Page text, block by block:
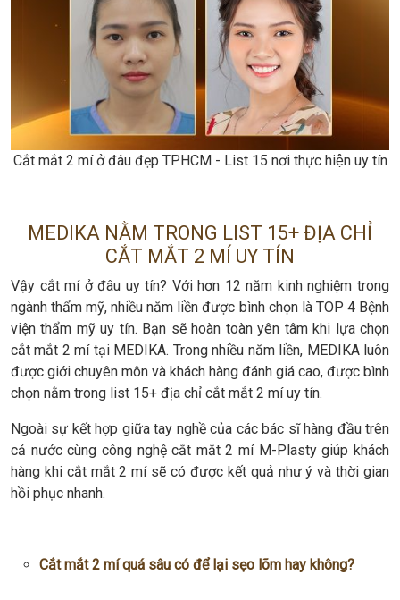
Cắt mắt 2 mí ở đâu đẹp TPHCM - List 15 nơi thực hiện uy tín
MEDIKA NẰM TRONG LIST 15+ ĐỊA CHỈ
CẮT MẮT 2 MÍ UY TÍN
Vậy cắt mí ở đâu uy tín? Với hơn 12 năm kinh nghiệm trong
ngành thẩm mỹ, nhiều năm liền được bình chọn là TOP 4 Bệnh
viện thẩm mỹ uy tín. Bạn sẽ hoàn toàn yên tâm khi lựa chọn
cắt mắt 2 mí tại MEDIKA. Trong nhiều năm liền, MEDIKA luôn
được giới chuyên môn và khách hàng đánh giá cao, được bình
chọn nằm trong list 15+ địa chỉ cắt mắt 2 mí uy tín.
Ngoài sự kết hợp giữa tay nghề của các bác sĩ hàng đầu trên
cả nước cùng công nghệ cắt mắt 2 mí M-Plasty giúp khách
hàng khi cắt mắt 2 mí sẽ có được kết quả như ý và thời gian
hồi phục nhanh.
Cắt mắt 2 mí quá sâu có để lại sẹo lõm hay không?